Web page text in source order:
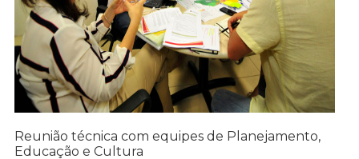
Reunião técnica com equipes de Planejamento,
Educação e Cultura